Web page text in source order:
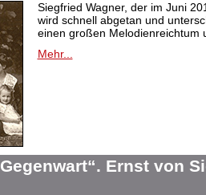
Siegfried Wagner, der im Juni
wird schnell abgetan und
einen großen Melodienreichtum
Mehr...
Ernst von